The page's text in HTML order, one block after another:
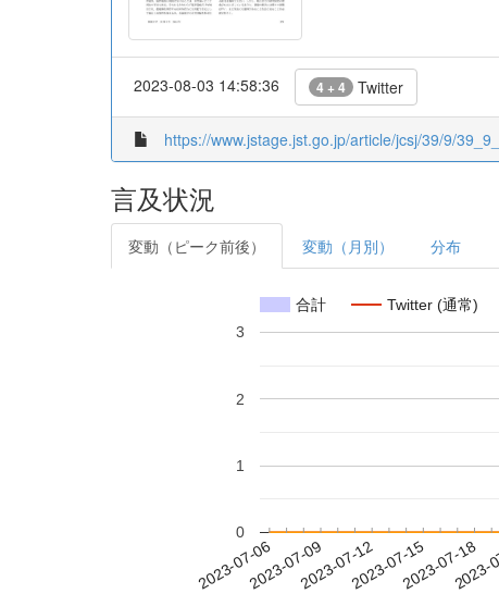
2023-08-03 14:58:36 4 + 4 Twitter
https://www.jstage.jst.go.jp/article/jcsj/39/9/
言及状況
変動（ピーク前後） 変動（月別） 分布
合計 Twitter (通常)
2023-07-062023-07-092023-07-122023-07-152023-07-18
0
1
2
3